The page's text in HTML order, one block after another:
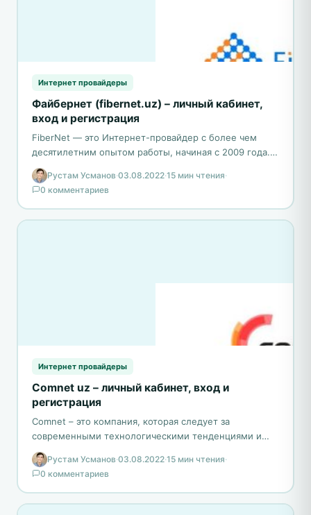
Интернет провайдеры
Файбернет (fibernet.uz) – личный кабинет,
вход и регистрация
FiberNet — это Интернет-провайдер с более чем
десятилетним опытом работы, начиная с 2009 года.
Он предоставляет услуги быстрого интернета,
работающего на оптоволоконной…
Рустам Усманов·03.08.2022·15 мин чтения·
0 комментариев
Интернет провайдеры
Comnet uz – личный кабинет, вход и
регистрация
Comnet – это компания, которая следует за
современными технологическими тенденциями и
постоянно развивается. Использование современных
технологий, таких как FTTB и GPON, позволяет…
Рустам Усманов·03.08.2022·15 мин чтения·
0 комментариев